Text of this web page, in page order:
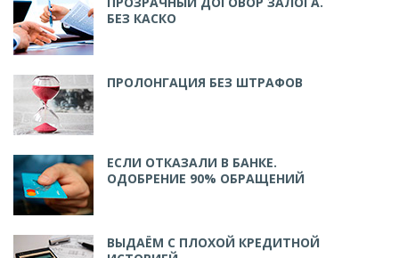
БЕЗ КАСКО
ПРОЛОНГАЦИЯ БЕЗ ШТРАФОВ
ЕСЛИ ОТКАЗАЛИ В БАНКЕ.
ОДОБРЕНИЕ 90% ОБРАЩЕНИЙ
ВЫДАЁМ С ПЛОХОЙ КРЕДИТНОЙ